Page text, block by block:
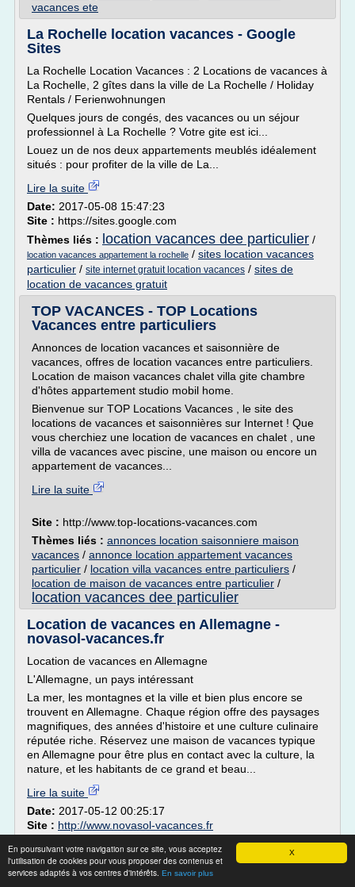
X
En poursuivant votre navigation sur ce site, vous acceptez
l'utilisation de cookies pour vous proposer des contenus et
services adaptés à vos centres d'intérêts. En savoir plus
vacances ete
La Rochelle location vacances - Google
Sites
La Rochelle Location Vacances : 2 Locations de vacances à
La Rochelle, 2 gîtes dans la ville de La Rochelle / Holiday
Rentals / Ferienwohnungen
Quelques jours de congés, des vacances ou un séjour
professionnel à La Rochelle ? Votre gite est ici...
Louez un de nos deux appartements meublés idéalement
situés : pour profiter de la ville de La...
Lire la suite
Date: 2017-05-08 15:47:23
Site : https://sites.google.com
Thèmes liés : location vacances dee particulier /
location vacances appartement la rochelle / sites location vacances
particulier / site internet gratuit location vacances / sites de
location de vacances gratuit
TOP VACANCES - TOP Locations
Vacances entre particuliers
Annonces de location vacances et saisonnière de
vacances, offres de location vacances entre particuliers.
Location de maison vacances chalet villa gite chambre
d'hôtes appartement studio mobil home.
Bienvenue sur TOP Locations Vacances , le site des
locations de vacances et saisonnières sur Internet ! Que
vous cherchiez une location de vacances en chalet , une
villa de vacances avec piscine, une maison ou encore un
appartement de vacances...
Lire la suite
Site : http://www.top-locations-vacances.com
Thèmes liés : annonces location saisonniere maison
vacances / annonce location appartement vacances
particulier / location villa vacances entre particuliers /
location de maison de vacances entre particulier /
location vacances dee particulier
Location de vacances en Allemagne -
novasol-vacances.fr
Location de vacances en Allemagne
L'Allemagne, un pays intéressant
La mer, les montagnes et la ville et bien plus encore se
trouvent en Allemagne. Chaque région offre des paysages
magnifiques, des années d'histoire et une culture culinaire
réputée riche. Réservez une maison de vacances typique
en Allemagne pour être plus en contact avec la culture, la
nature, et les habitants de ce grand et beau...
Lire la suite
Date: 2017-05-12 00:25:17
Site : http://www.novasol-vacances.fr
Thèmes liés :location vacances dee particulier/
location maison de vacances en allemagne / location appartement de
vacances en allemagne/location de vacances en allemagne